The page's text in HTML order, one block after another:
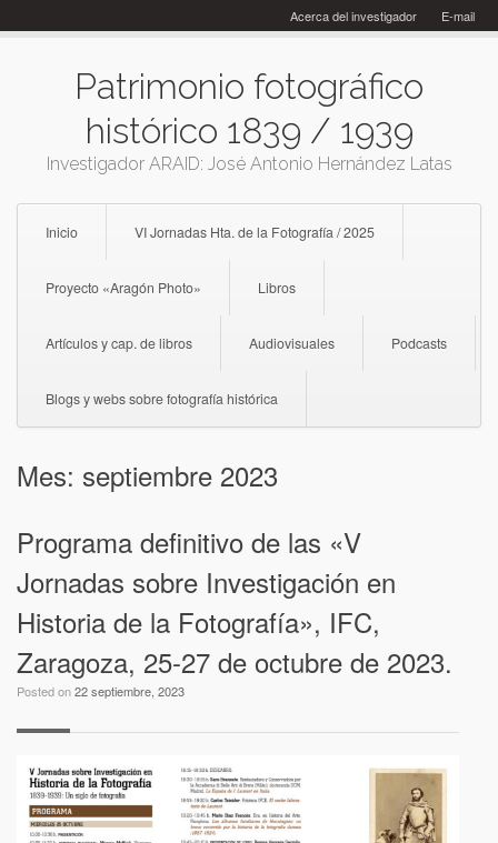
to
E-mail
Acerca del investigador
Patrimonio fotográfico
histórico 1839 / 1939
Investigador ARAID: José Antonio Hernández Latas
Inicio VI Jornadas Hta. de la Fotografía / 2025
Proyecto «Aragón Photo» Libros
Artículos y cap. de libros Audiovisuales Podcasts
Blogs y webs sobre fotografía histórica
Mes: septiembre 2023
Programa definitivo de las «V
Jornadas sobre Investigación en
Historia de la Fotografía», IFC,
Zaragoza, 25-27 de octubre de 2023.
Posted on22 septiembre, 2023